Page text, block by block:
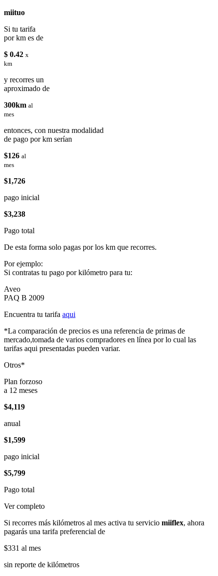
miituo
Si tu tarifa
por km es de
$ 0.42 x
km
y recorres un
aproximado de
300km al
mes
entonces, con nuestra modalidad
de pago por km serían
$126 al
mes
$1,726
pago inicial
$3,238
Pago total
De esta forma solo pagas por los km que recorres.
Por ejemplo:
Si contratas tu pago por kilómetro para tu:
Aveo
PAQ B 2009
Encuentra tu tarifa aqui
*La comparación de precios es una referencia de primas de
mercado,tomada de varios compradores en línea por lo cual las
tarifas aqui presentadas pueden variar.
Otros*
Plan forzoso
a 12 meses
$4,119
anual
$1,599
pago inicial
$5,799
Pago total
Ver completo
Si recorres más kilómetros al mes activa tu servicio miiflex, ahora
pagarás una tarifa preferencial de
$331 al mes
sin reporte de kilómetros